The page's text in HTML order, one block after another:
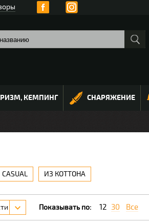
КЕМПИНГ СНАРЯЖЕНИЕ
CASUAL ИЗ КОТТОНА
Показывать по: 12 30 Все